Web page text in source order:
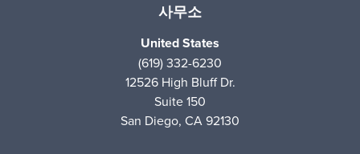
사무소
United States
(619) 332-6230
12526 High Bluff Dr.
Suite 150
San Diego, CA 92130